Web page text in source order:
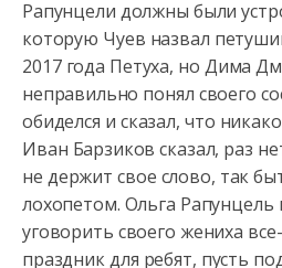
Рапунцели должны были
которую Чуев назвал
2017 года Петуха, но Дима
неправильно понял своего
обиделся и сказал, что
Иван Барзиков сказал, раз
не держит свое слово, так
лохопетом. Ольга Рапунцель
уговорить своего жениха
праздник для ребят, пусть